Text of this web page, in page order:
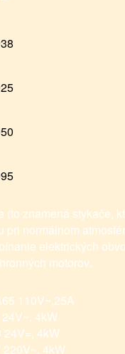
(to znamená stykače,
pri normálnom
elektrických
motorov.
110V~,25A
4kW
24V=, 4kW
4kW